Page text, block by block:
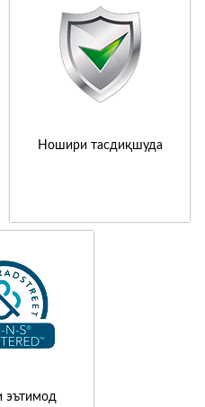
Ношири тасдиқшуда
эътимод